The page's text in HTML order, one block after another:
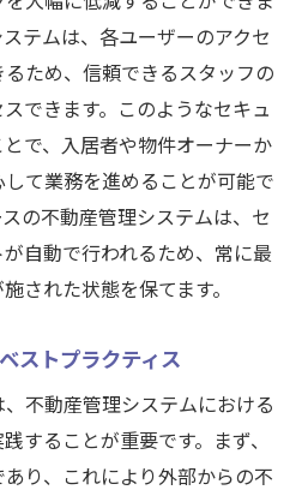
テムは、各ユーザーのアクセ
ため、信頼できるスタッフの
できます。このようなセキュ
で、入居者や物件オーナーか
て業務を進めることが可能で
の不動産管理システムは、セ
自動で行われるため、常に最
された状態を保てます。
ストプラクティス
不動産管理システムにおける
することが重要です。まず、
り、これにより外部からの不